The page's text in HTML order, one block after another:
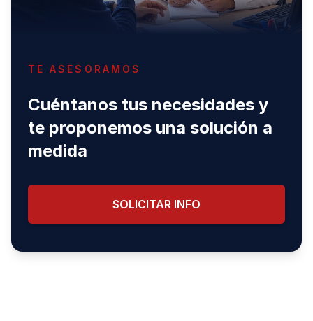
TE ASESORAMOS
Cuéntanos tus necesidades y
te proponemos una solución a
medida
SOLICITAR INFO